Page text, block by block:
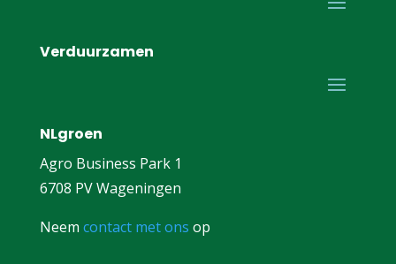
Verduurzamen
NLgroen
Agro Business Park 1
6708 PV Wageningen
Neem contact met ons op